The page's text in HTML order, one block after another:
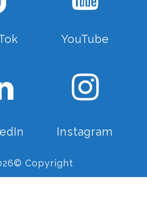
YouTube
Instagram
Copyright